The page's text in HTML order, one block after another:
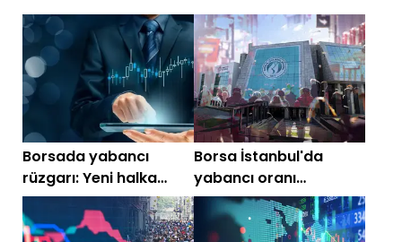
Borsada yabancı
rüzgarı: Yeni halka
arzlar listede
Borsa İstanbul'da
yabancı oranı
kesintisiz artan
hisseler!